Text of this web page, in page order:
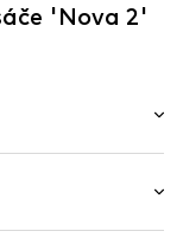
'Nova 2'